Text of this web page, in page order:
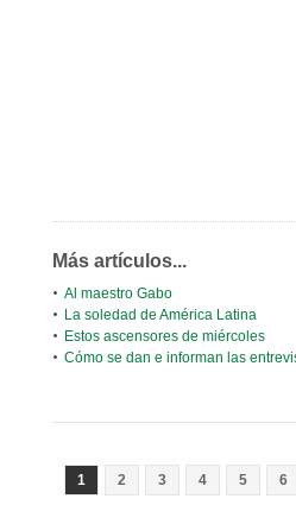
Más artículos...
Al maestro Gabo
La soledad de América Latina
Estos ascensores de miércoles
Cómo se dan e informan las
1 2 3 4 5 6